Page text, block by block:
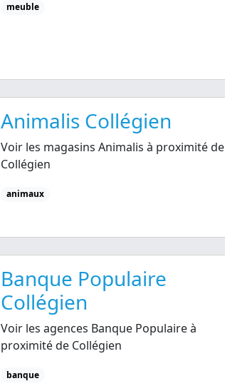
meuble
Animalis Collégien
Voir les magasins Animalis à proximité de
Collégien
animaux
Banque Populaire
Collégien
Voir les agences Banque Populaire à
proximité de Collégien
banque